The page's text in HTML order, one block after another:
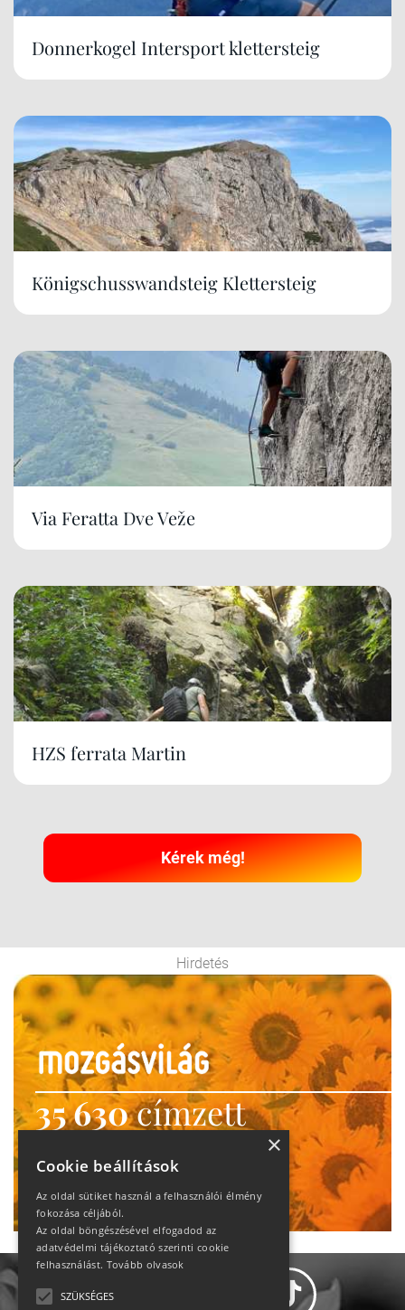
Donnerkogel Intersport klettersteig
Königschusswandsteig Klettersteig
Via Feratta Dve Veže
HZS ferrata Martin
Kérek még!
Hirdetés
35 630címzett
heti motiváció
Ne maradj le!
×
Cookie beállítások
Az oldal sütiket használ a felhasználói élmény
fokozása céljából.
Az oldal böngészésével elfogadod az
adatvédelmi tájékoztató szerinti cookie
felhasználást. Tovább olvasok
SZÜKSÉGES